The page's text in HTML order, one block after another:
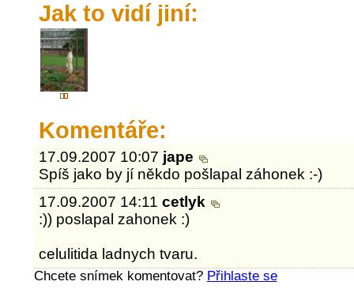
Jak to vidí jiní:
Komentáře:
17.09.2007 10:07 jape
Spíš jako by jí někdo pošlapal záhonek :-)
17.09.2007 14:11cetlyk
:)) poslapal zahonek :)
celulitida ladnych tvaru.
Chcete snímek komentovat? Přihlaste se